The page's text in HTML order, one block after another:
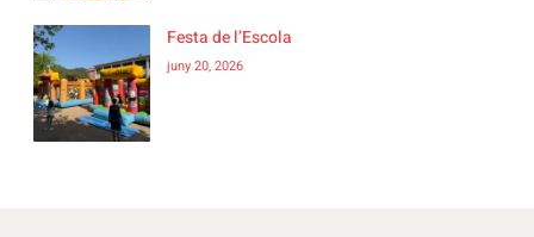
Festa de l’Escola
juny 20, 2026